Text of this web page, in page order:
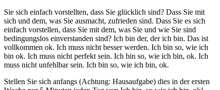
Sie sich einfach vorstellten, dass Sie glücklich sind? Dass Sie mit
sich und dem, was Sie ausmacht, zufrieden sind. Dass Sie es sich
einfach vorstellen, dass Sie mit dem, was Sie und wie Sie sind
bedingungslos einverstanden sind? Ich bin der, der ich bin. Das ist
vollkommen ok. Ich muss nicht besser werden. Ich bin so, wie ich
bin ok. Ich muss nicht perfekt sein. Ich bin so, wie ich bin, ok. Ich
muss nicht unfehlbar sein. Ich bin so, wie ich bin, ok.
Stellen Sie sich anfangs (Achtung: Hausaufgabe) dies in der ersten